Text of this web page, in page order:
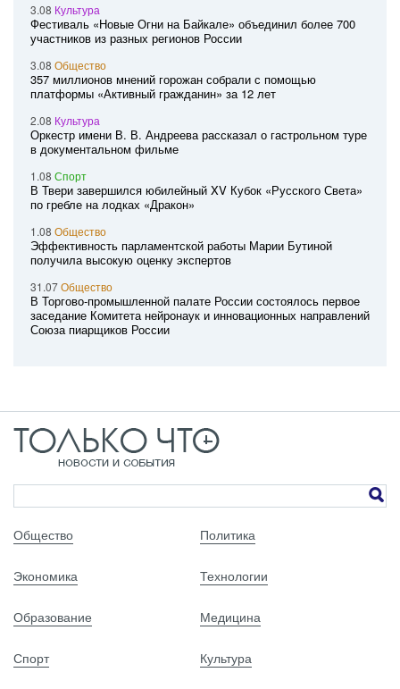
3.08 Культура
Фестиваль «Новые Огни на Байкале» объединил более 700
участников из разных регионов России
3.08 Общество
357 миллионов мнений горожан собрали с помощью
платформы «Активный гражданин» за 12 лет
2.08 Культура
Оркестр имени В. В. Андреева рассказал о гастрольном туре
в документальном фильме
1.08 Спорт
В Твери завершился юбилейный XV Кубок «Русского Света»
по гребле на лодках «Дракон»
1.08 Общество
Эффективность парламентской работы Марии Бутиной
получила высокую оценку экспертов
31.07Общество
В Торгово-промышленной палате России состоялось первое
заседание Комитета нейронаук и инновационных направлений
Союза пиарщиков России
Общество Политика
Экономика Технологии
Образование Медицина
Спорт Культура